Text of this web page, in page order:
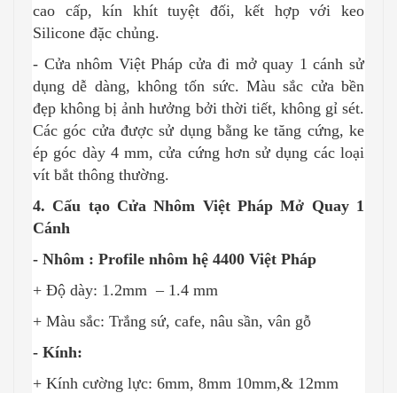
cao cấp, kín khít tuyệt đối, kết hợp với keo
Silicone đặc chủng.
- Cửa nhôm Việt Pháp cửa đi mở quay 1 cánh sử
dụng dễ dàng, không tốn sức. Màu sắc cửa bền
đẹp không bị ảnh hưởng bởi thời tiết, không gỉ sét.
Các góc cửa được sử dụng bằng ke tăng cứng, ke
ép góc dày 4 mm, cửa cứng hơn sử dụng các loại
vít bắt thông thường.
4. Cấu tạo Cửa Nhôm Việt Pháp Mở Quay 1
Cánh
- Nhôm : Profile nhôm hệ 4400 Việt Pháp
+ Độ dày: 1.2mm – 1.4 mm
+ Màu sắc: Trắng sứ, cafe, nâu sần, vân gỗ
- Kính:
+ Kính cường lực: 6mm, 8mm 10mm,& 12mm